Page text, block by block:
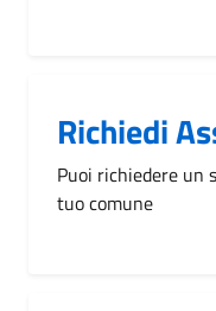
Richiedi
Puoi richiedere un
tuo comune